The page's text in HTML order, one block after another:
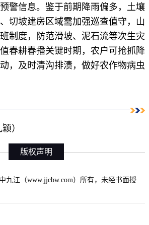
警信息。鉴于前期降雨偏多，土壤
切坡建房区域需加强巡查值守，山
制度，防范滑坡、泥石流等次生灾
春耕春播关键时期，农户可抢抓降
，及时清沟排渍，做好农作物病虫
）
版权声明
九江（www.jjcbw.com）所有，未经书面授